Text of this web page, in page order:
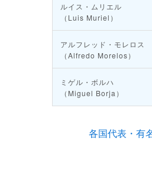
ルイス・ムリエル
（Luis Muriel）
アルフレッド・モレロス
（Alfredo Morelos）
ミゲル・ボルハ
（Miguel Borja）
各国代表・有